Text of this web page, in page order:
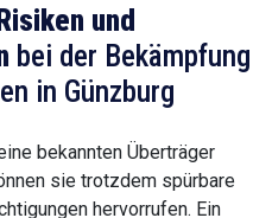
und
bei der Bekämpfung
in Günzburg
bekannten Überträger
sie trotzdem spürbare
hervorrufen. Ein